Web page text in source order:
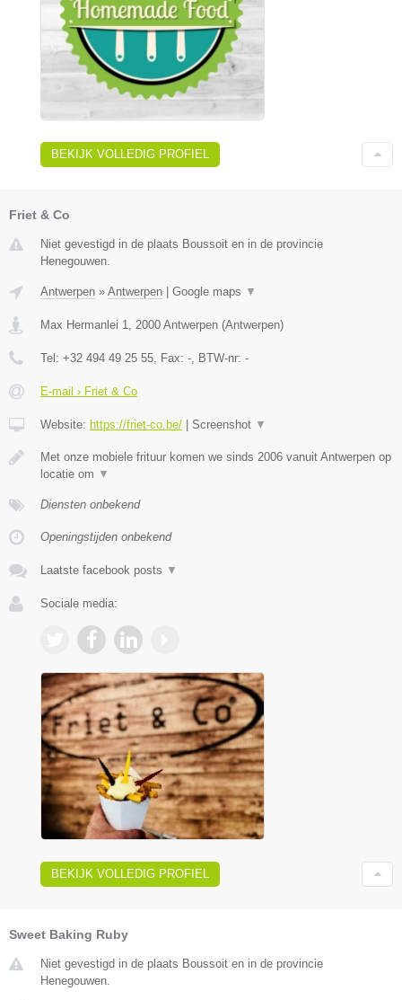
BEKIJK VOLLEDIG PROFIEL
Friet & Co
Niet gevestigd in de plaats Boussoit en in de provincie
Henegouwen.
Antwerpen » Antwerpen | Google maps ▼
Max Hermanlei 1 2000 Antwerpen (Antwerpen)
Tel: +32 494 49 25 55 , Fax: - , BTW-nr: -
E-mail › Friet & Co
Website: https://friet-co.be/ | Screenshot ▼
Met onze mobiele frituur komen we sinds 2006 vanuit Antwerpen op
locatie om ▼
Diensten onbekend
Openingstijden onbekend
Laatste facebook posts ▼
Sociale media:
BEKIJK VOLLEDIG PROFIEL
Sweet Baking Ruby
Niet gevestigd in de plaats Boussoit en in de provincie
Henegouwen.